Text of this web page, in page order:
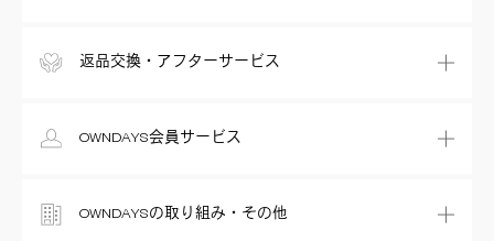
返品交換・アフターサービス
OWNDAYS会員サービス
OWNDAYSの取り組み・その他